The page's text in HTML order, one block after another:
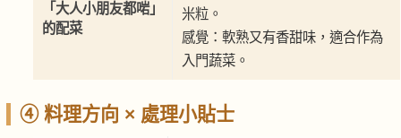
「大人小朋友都啱」
的配菜
米粒。
感覺：軟熟又有香甜味，適合作為
入門蔬菜。
④ 料理方向 × 處理小貼士